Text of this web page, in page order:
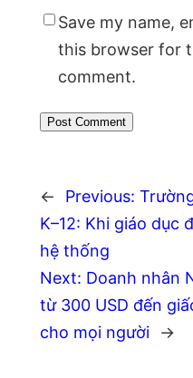
Save my name,
this browser for
comment.
← Previous:
K–12: Khi giáo dục
hệ thống
Next: Doanh nhân
từ 300 USD đến
cho mọi người
→